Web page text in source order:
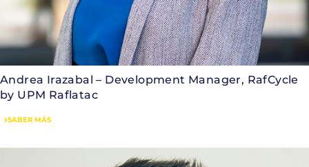
Andrea Irazabal – Development Manager, RafCycle
by UPM Raflatac
SABER MÁS